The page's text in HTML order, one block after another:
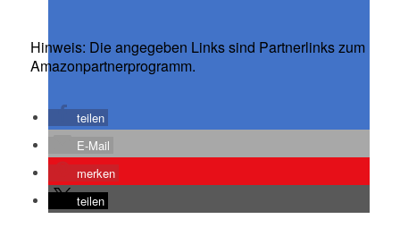
Hinweis: Die angegeben Links sind Partnerlinks zum
Amazonpartnerprogramm.
teilen
E-Mail
merken
teilen